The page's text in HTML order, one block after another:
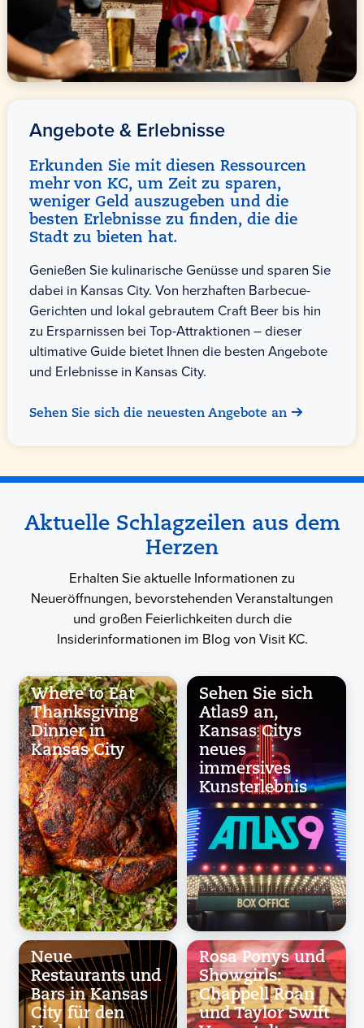
Angebote & Erlebnisse
Erkunden Sie mit diesen Ressourcen
mehr von KC, um Zeit zu sparen,
weniger Geld auszugeben und die
besten Erlebnisse zu finden, die die
Stadt zu bieten hat.
Genießen Sie kulinarische Genüsse und sparen Sie
dabei in Kansas City. Von herzhaften Barbecue-
Gerichten und lokal gebrautem Craft Beer bis hin
zu Ersparnissen bei Top-Attraktionen – dieser
ultimative Guide bietet Ihnen die besten Angebote
und Erlebnisse in Kansas City.
Sehen Sie sich die neuesten Angebote an
Aktuelle Schlagzeilen aus dem
Herzen
Erhalten Sie aktuelle Informationen zu
Neueröffnungen, bevorstehenden Veranstaltungen
und großen Feierlichkeiten durch die
Insiderinformationen im Blog von Visit KC.
Where to Eat
Thanksgiving
Dinner in
Kansas City
Sehen Sie sich
Atlas9 an,
Kansas Citys
neues
immersives
Kunsterlebnis
Neue
Restaurants und
Bars in Kansas
City für den
Rosa Ponys und
Showgirls:
Chappell Roan
und Taylor Swift